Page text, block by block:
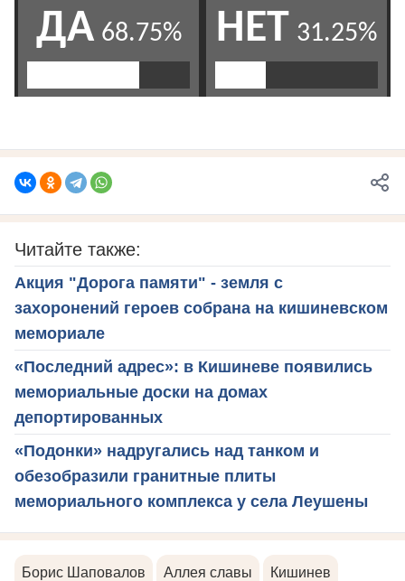
Читайте также:
Акция "Дорога памяти" - земля с
захоронений героев собрана на кишиневском
мемориале
«Последний адрес»: в Кишиневе появились
мемориальные доски на домах
депортированных
«Подонки» надругались над танком и
обезобразили гранитные плиты
мемориального комплекса у села Леушены
Борис Шаповалов Аллея славы Кишинев